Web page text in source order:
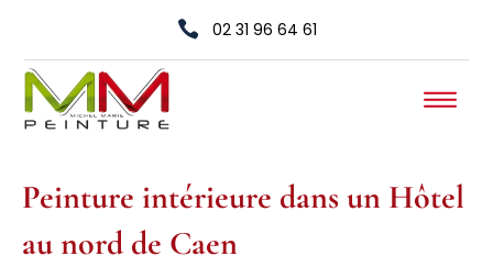
 02 31 96 64 61
Peinture intérieure dans un Hôtel
au nord de Caen